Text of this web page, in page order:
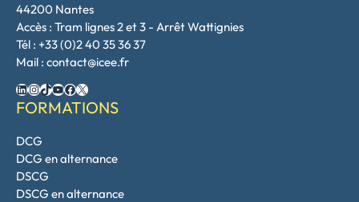
44200 Nantes
Accès : Tram lignes 2 et 3 - Arrêt Wattignies
Tél : +33 (0)2 40 35 36 37
Mail : contact@icee.fr
LinkedIn
Instagram
TikTok
YouTube
Facebook
X
FORMATIONS
DCG
DCG en alternance
DSCG
DSCG en alternance